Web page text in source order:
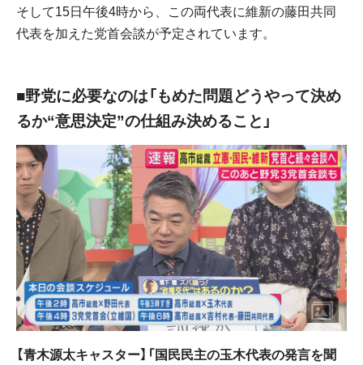
そして15日午後4時から、この両代表に維新の藤田共同
代表を加えた党首会談が予定されています。
■野党に必要なのは「もめた問題どうやって決め
るか“意思決定”の仕組み決めること」
【青木源太キャスター】「国民民主の玉木代表の発言を聞